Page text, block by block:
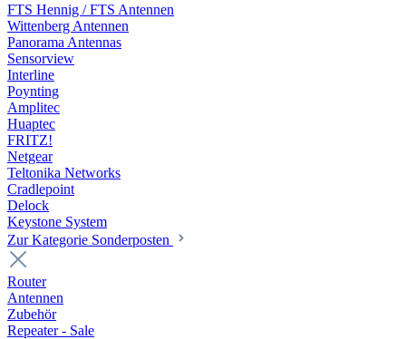
FTS Hennig / FTS Antennen
Wittenberg Antennen
Panorama Antennas
Sensorview
Interline
Poynting
Amplitec
Huaptec
FRITZ!
Netgear
Teltonika Networks
Cradlepoint
Delock
Keystone System
Zur Kategorie Sonderposten
Router
Antennen
Zubehör
Repeater - Sale